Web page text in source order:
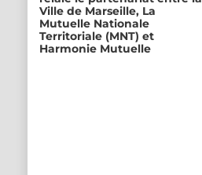
Ville de Marseille, La
Mutuelle Nationale
Territoriale (MNT) et
Harmonie Mutuelle